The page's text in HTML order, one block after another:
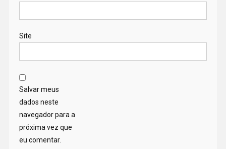
Site
Salvar meus
dados neste
navegador para a
próxima vez que
eu comentar.